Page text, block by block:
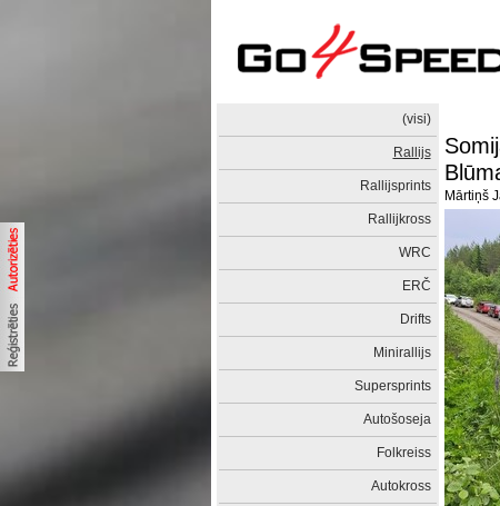
(visi)
Rallijs
Rallijsprints
Rallijkross
WRC
ERČ
Drifts
Minirallijs
Supersprints
Autošoseja
Folkreiss
Autokross
Mārtiņš